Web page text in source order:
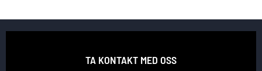
TA KONTAKT MED OSS